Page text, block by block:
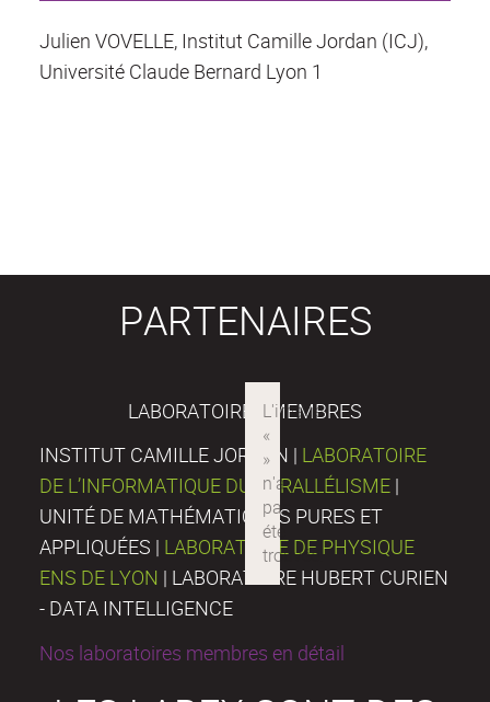
Julien VOVELLE, Institut Camille Jordan (ICJ),
Université Claude Bernard Lyon 1
PARTENAIRES
LABORATOIRES MEMBRES
INSTITUT CAMILLE JORDAN | LABORATOIRE
DE L’INFORMATIQUE DU PARALLÉLISME |
UNITÉ DE MATHÉMATIQUES PURES ET
APPLIQUÉES | LABORATOIRE DE PHYSIQUE
ENS DE LYON | LABORATOIRE HUBERT CURIEN
- DATA INTELLIGENCE
Nos laboratoires membres en détail